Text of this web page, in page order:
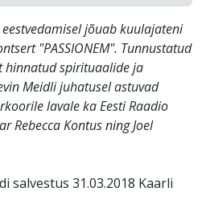
jõuab kuulajateni
"PASSIONEM". Tunnustatud
hinnatud spirituaalide ja
Meidli juhatusel astuvad
lavale ka Eesti Raadio
Rebecca Kontus ning Joel
salvestus 31.03.2018 Kaarli